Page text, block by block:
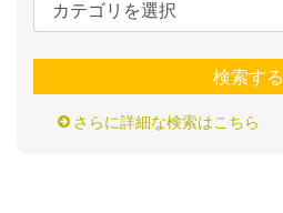
検索する
さらに詳細な検索はこちら